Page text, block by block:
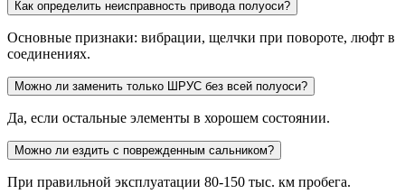
Как определить неисправность привода полуоси?
Основные признаки: вибрации, щелчки при повороте, люфт в
соединениях.
Можно ли заменить только ШРУС без всей полуоси?
Да, если остальные элементы в хорошем состоянии.
Можно ли ездить с поврежденным сальником?
При правильной эксплуатации 80-150 тыс. км пробега.